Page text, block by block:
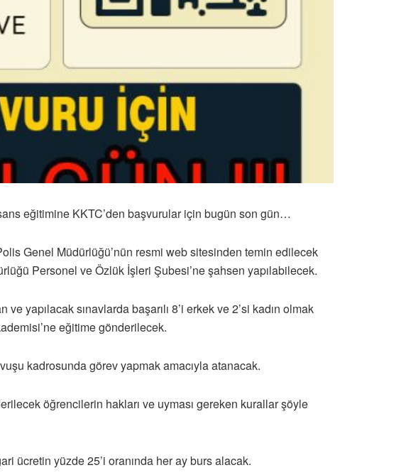
eğitimine KKTC’den başvurular için bugün son gün…
Genel Müdürlüğü’nün resmi web sitesinden temin edilecek
Personel ve Özlük İşleri Şubesi’ne şahsen yapılabilecek.
yapılacak sınavlarda başarılı 8’i erkek ve 2’si kadın olmak
eğitime gönderilecek.
kadrosunda görev yapmak amacıyla atanacak.
öğrencilerin hakları ve uyması gereken kurallar şöyle
ücretin yüzde 25’i oranında her ay burs alacak.